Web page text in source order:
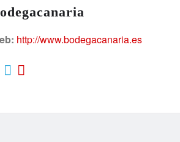
http://www.bodegacanaria.es